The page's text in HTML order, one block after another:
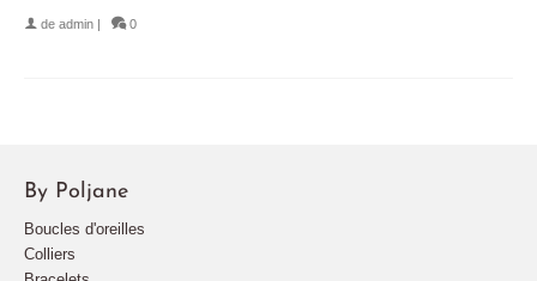
de admin | 0
By Poljane
Boucles d'oreilles
Colliers